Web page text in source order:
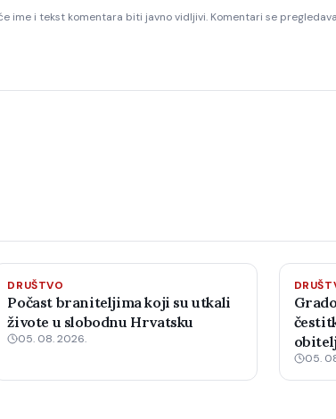
ime i tekst komentara biti javno vidljivi. Komentari se
DRUŠTVO
Počast braniteljima koji su utkali
živote u slobodnu Hrvatsku
05. 08. 2026.
05.